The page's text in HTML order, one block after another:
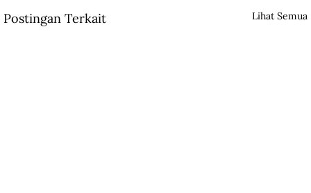
Postingan Terkait Lihat Semua